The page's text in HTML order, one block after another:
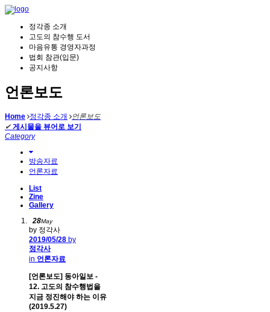
정각종 소개
고도의 참수행 도서
마음유통 경영자과정
법회 참관(입문)
공지사항
언론보도
Home 정각종 소개
언론보도
✔ 게시물을 뷰어로 보기
Category
방송자료
언론자료
List
Zine
Gallery
28May
by 정각사
2019/05/28 by
정각사
in 언론자료
[언론보도] 동아일보 -
12. 고도의 참수행법을
지금 정진해야 하는 이유
(2019.5.27)